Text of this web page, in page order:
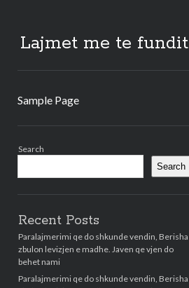
Lajmet me te fundit
Sample Page
Search
Search
Recent Posts
Paralajmerimi qe do shkunde vendin, Berisha
zbulon levizjen e madhe. Javen qe vjen do
behet nami
Paralajmerimi qe do shkunde vendin, Berisha